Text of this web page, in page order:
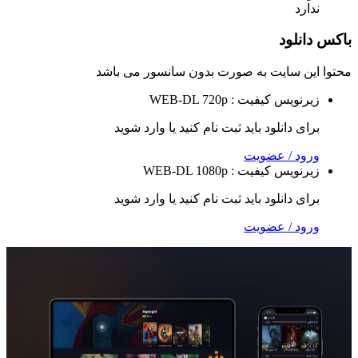
سایت به صورتبدون سانسورمی باشد
کیفیت : WEB-DL 720p
دانلود باید ثبت نام کنید یا وارد شوید
/ عضویت
کیفیت : WEB-DL 1080p
دانلود باید ثبت نام کنید یا وارد شوید
/ عضویت